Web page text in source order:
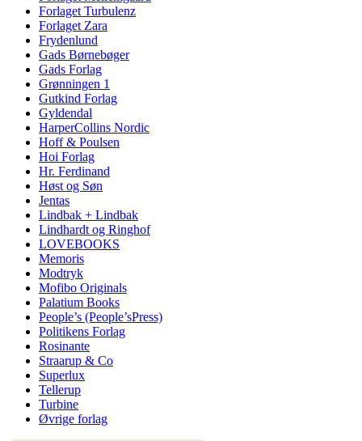
Forlaget Turbulenz
Forlaget Zara
Frydenlund
Gads Børnebøger
Gads Forlag
Grønningen 1
Gutkind Forlag
Gyldendal
HarperCollins Nordic
Hoff & Poulsen
Hoi Forlag
Hr. Ferdinand
Høst og Søn
Jentas
Lindbak + Lindbak
Lindhardt og Ringhof
LOVEBOOKS
Memoris
Modtryk
Mofibo Originals
Palatium Books
People’s (People’sPress)
Politikens Forlag
Rosinante
Straarup & Co
Superlux
Tellerup
Turbine
Øvrige forlag